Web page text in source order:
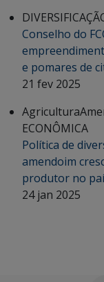
Conselho do
e pomares de
21 fev 2025
Agricultura
ECONÔMICA
Política de
amendoim
produtor no
24 jan 2025